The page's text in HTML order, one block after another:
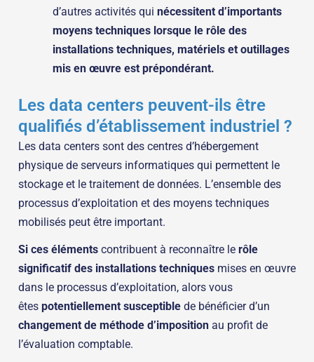
d’autres activités quinécessitent d’importants
moyens techniques lorsque le rôle des
installations techniques, matériels et outillages
mis en œuvre est prépondérant.
Les data centers peuvent-ils être
qualifiés d’établissement industriel ?
Les data centers sont des centres d’hébergement
physique de serveurs informatiques qui permettent le
stockage et le traitement de données. L’ensemble des
processus d’exploitation et des moyens techniques
mobilisés peut être important.
Si ces éléments contribuent à reconnaître le rôle
significatif des installations techniques mises en œuvre
dans le processus d’exploitation, alors vous
êtes potentiellement susceptible de bénéficier d’un
changement de méthode d’imposition au profit de
l’évaluation comptable.